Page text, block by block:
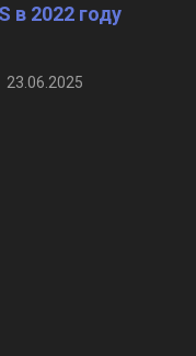
в 2022 году
23.06.2025